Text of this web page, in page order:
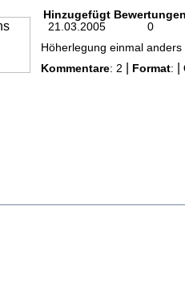
Hinzugefügt
21.03.2005
0
Höherlegung einmal anders
Kommentare: 2 | Format: |